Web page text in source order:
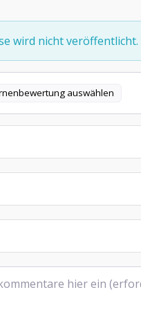
wird nicht veröffentlicht.
auswählen